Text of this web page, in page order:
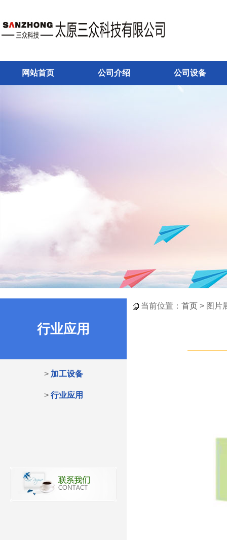
网站首页 公司介绍 公司设备
行业应用
> 加工设备
> 行业应用
当前位置： 首页 > 图片